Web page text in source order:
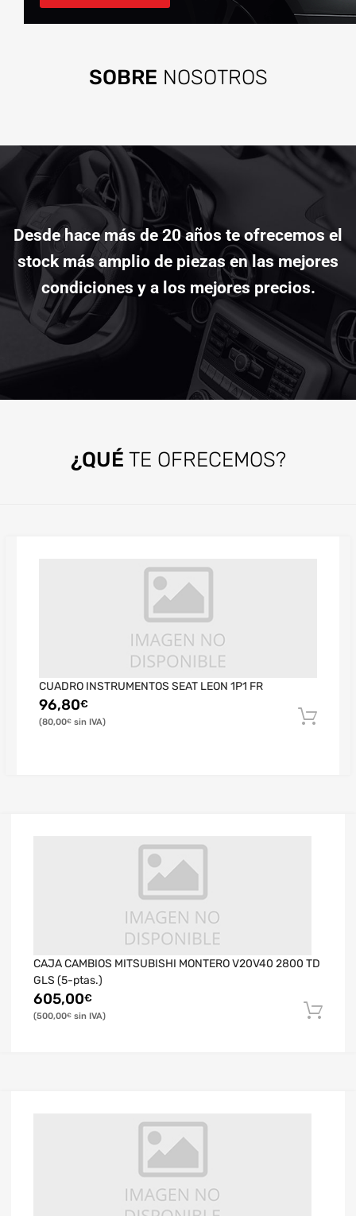
SOBRE NOSOTROS
Desde hace más de 20 años te ofrecemos el
stock más amplio de piezas en las mejores
condiciones y a los mejores precios.
¿QUÉ TE OFRECEMOS?
CUADRO INSTRUMENTOS SEAT LEON 1P1 FR
96,80€
80,00€
CAJA CAMBIOS MITSUBISHI MONTERO V20V40 2800 TD
GLS (5-ptas.)
605,00€
500,00€